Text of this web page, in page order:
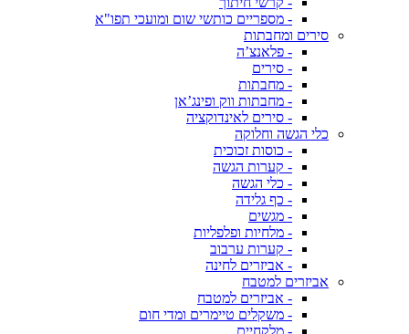
- מספריים כותשי שום ומועכי תפו"א
סירים ומחבתות
- פלאנצ’ה
- סירים
- מחבתות
- מחבתות ווק ופינג’אן
- סירים לאינדוקציה
כלי הגשה וחלוקה
- כוסות זכוכית
- קערות הגשה
- כלי הגשה
- כף גלידה
- מגשים
- מלחיות ופלפליות
- קערות ערבוב
- אביזרים לחינה
אביזרים למטבח
- אביזרים למטבח
- משקלים טיימרים ומדי חום
- מלקחיים